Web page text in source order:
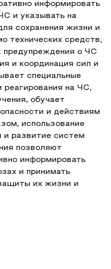
информировать
и указывать на
сохранения жизни и
технических средств,
предупреждения о ЧС
и координация сил и
специальные
реагирования на ЧС,
обучает
и действиям
использование
и развитие систем
позволяют
информировать
и принимать
их жизни и